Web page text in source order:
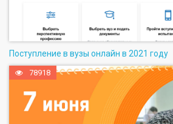
Поступление в вузы онлайн в 2021 году
78918